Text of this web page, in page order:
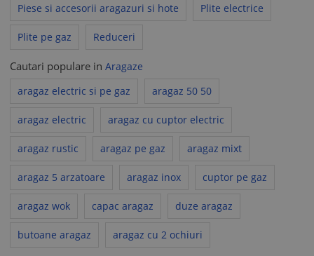
Piese si accesorii aragazuri si hote Plite electrice
Plite pe gaz Reduceri
Cautari populare in Aragaze
aragaz electric si pe gaz
aragaz 50 50
aragaz electric aragaz cu cuptor electric
aragaz rustic aragaz pe gaz aragaz mixt
aragaz 5 arzatoare aragaz inox cuptor pe gaz
aragaz wok capac aragaz duze aragaz
butoane aragaz aragaz cu 2 ochiuri